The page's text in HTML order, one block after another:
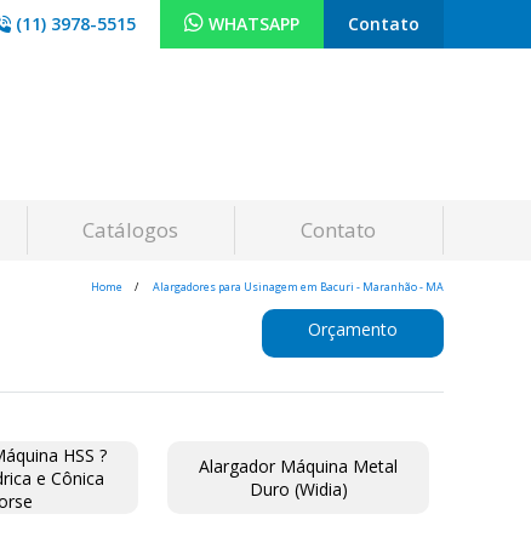
Contato
WHATSAPP
(11) 3978-5515
Catálogos Contato
Home Alargadores para Usinagem em Bacuri - Maranhão - MA
Orçamento
HSS ?
e Cônica
Alargador Máquina Metal
Duro (Widia)